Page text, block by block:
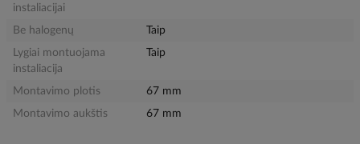
instaliacijai
Be halogenų
Taip
Lygiai montuojama
instaliacija
Taip
Montavimo plotis
67 mm
Montavimo aukštis
67 mm